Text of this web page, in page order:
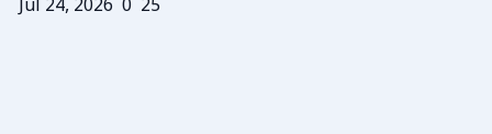
Jul 24, 2026 0 25